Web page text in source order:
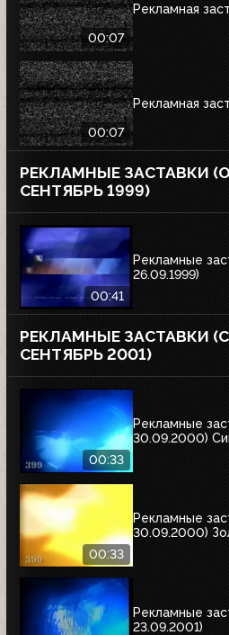
00:07
Рекламная
00:07
Рекламная
РЕКЛАМНЫЕ ЗАСТАВКИ
СЕНТЯБРЬ 1999)
00:41
Рекламные
26.09.1999)
РЕКЛАМНЫЕ ЗАСТАВКИ
СЕНТЯБРЬ 2001)
00:33
Рекламные
30.09.2000)
00:33
Рекламные
30.09.2000)
Рекламные
23.09.2001)